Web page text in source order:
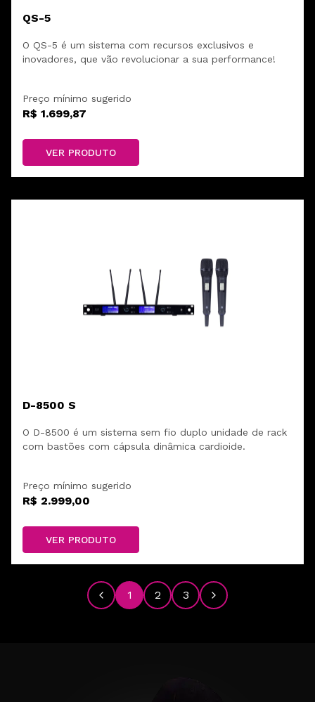
QS-5
O QS-5 é um sistema com recursos exclusivos e
inovadores, que vão revolucionar a sua performance!
Preço mínimo sugerido
R$ 1.699,87
VER PRODUTO
D-8500 S
O D-8500 é um sistema sem fio duplo unidade de rack
com bastões com cápsula dinâmica cardioide.
Preço mínimo sugerido
R$ 2.999,00
VER PRODUTO
Anterior
1 2 3
Próximo